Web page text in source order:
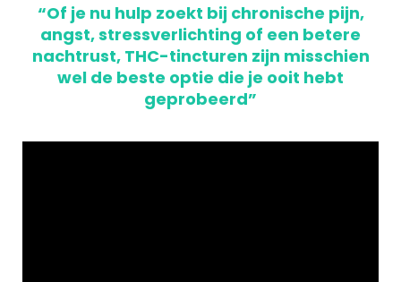
“Of je nu hulp zoekt bij chronische pijn,
angst, stressverlichting of een betere
nachtrust, THC-tincturen zijn misschien
wel de beste optie die je ooit hebt
geprobeerd”